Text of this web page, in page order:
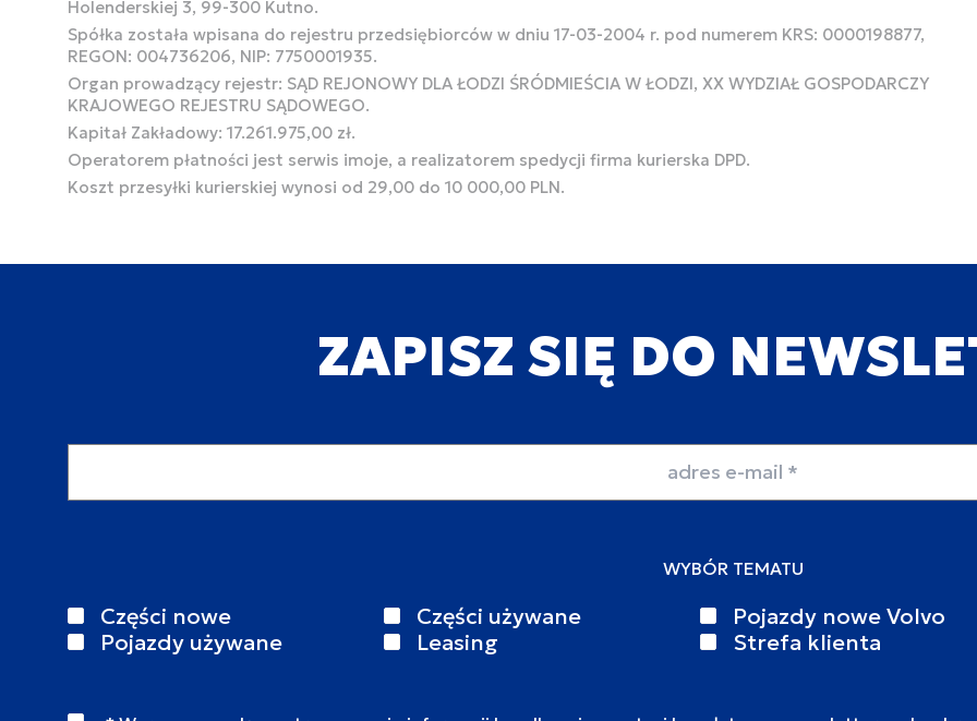
Holenderskiej 3, 99-300 Kutno.
Spółka została wpisana do rejestru przedsiębiorców w dniu 17-03-2004 r. pod numerem KRS: 0000198877,
REGON: 004736206, NIP: 7750001935.
Organ prowadzący rejestr: SĄD REJONOWY DLA ŁODZI ŚRÓDMIEŚCIA W ŁODZI, XX WYDZIAŁ GOSPODARCZY
KRAJOWEGO REJESTRU SĄDOWEGO.
Kapitał Zakładowy: 17.261.975,00 zł.
Operatorem płatności jest serwis imoje, a realizatorem spedycji firma kurierska DPD.
Koszt przesyłki kurierskiej wynosi od 29,00 do 10 000,00 PLN.
ZAPISZ SIĘ DO
WYBÓR TEMATU
Części nowe Części używane
Pojazdy nowe Volvo
Pojazdy używane
Leasing Strefa klienta